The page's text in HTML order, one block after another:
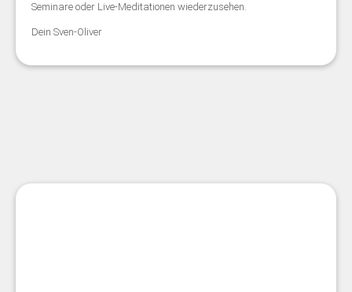
Seminare oder Live-Meditationen wiederzusehen.
Dein Sven-Oliver